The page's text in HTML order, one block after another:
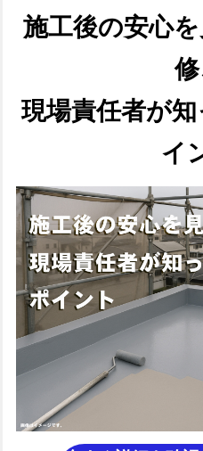
施工後の安心
修
現場責任者が
イ